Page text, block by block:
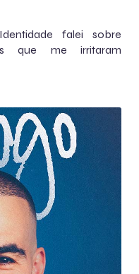
falei sobre
que me irritaram